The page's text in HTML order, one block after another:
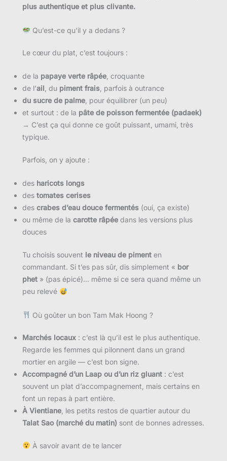
plus authentique et plus clivante.
Qu’est-ce qu’il y a dedans ?
Le cœur du plat, c’est toujours :
de la papaye verte râpée , croquante
de l’ail , du piment frais , parfois à outrance
du sucre de palme , pour équilibrer (un peu)
et surtout : de la pâte de poisson fermentée (padaek)
→ C’est ça qui donne ce goût puissant, umami, très
typique.
Parfois, on y ajoute :
des haricots longs
des tomates cerises
des crabes d’eau douce fermentés (oui, ça existe)
ou même de la carotte râpée dans les versions plus
douces
Tu choisis souvent le niveau de piment en
commandant. Si t’es pas sûr, dis simplement « bor
phet » (pas épicé)… même si ce sera quand même un
peu relevé
Où goûter un bon Tam Mak Hoong ?
Marchés locaux : c’est là qu’il est le plus authentique.
Regarde les femmes qui pilonnent dans un grand
mortier en argile — c’est bon signe.
Accompagné d’un Laap ou d’un riz gluant : c’est
souvent un plat d’accompagnement, mais certains en
font un repas à part entière.
À Vientiane , les petits restos de quartier autour du
Talat Sao (marché du matin) sont de bonnes adresses.
À savoir avant de te lancer